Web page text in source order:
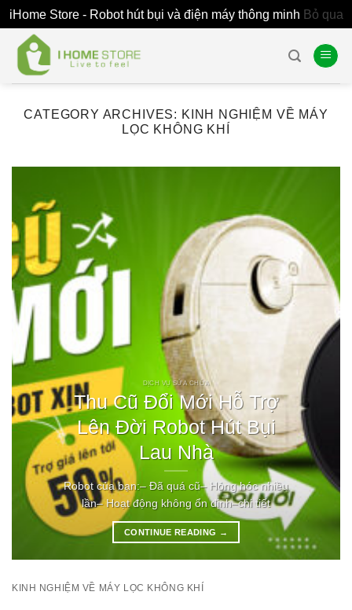
iHome Store - Robot hút bụi và điện máy thông minh Bỏ qua
content
CATEGORY ARCHIVES: KINH NGHIỆM VỀ MÁY
LỌC KHÔNG KHÍ
DỊCH VỤ SỬA CHỮA
Thu Cũ Đổi Mới Hỗ Trợ
Lên Đời Robot Hút Bụi
Lau Nhà
Robot của bạn:– Đã quá cũ– Hỏng hóc nhiều
lần– Hoạt động không ổn định–chi tiết
CONTINUE READING →
KINH NGHIỆM VỀ MÁY LỌC KHÔNG KHÍ